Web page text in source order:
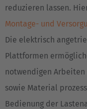
reduzieren lassen.
Montage- und
Die elektrisch
Plattformen
notwendigen Arbeiten
sowie Material
Bedienung der